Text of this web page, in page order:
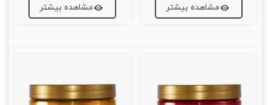
مشاهده بیشتر مشاهده بیشتر